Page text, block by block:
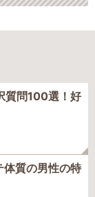
質問100選！好
質の男性の特